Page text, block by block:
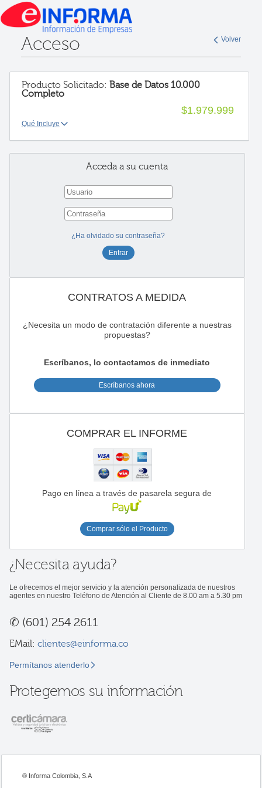
Volver
Acceso
Producto Solicitado: Base de Datos 10.000
Completo
$1.979.999
Qué Incluye
Acceda a su cuenta
¿Ha olvidado su contraseña?
CONTRATOS A MEDIDA
¿Necesita un modo de contratación diferente a nuestras
propuestas?
Escríbanos, lo contactamos de inmediato
Escríbanos ahora
COMPRAR EL INFORME
Pago en línea a través de pasarela segura de
Comprar sólo el Producto
¿Necesita ayuda?
Le ofrecemos el mejor servicio y la atención personalizada de nuestros
agentes en nuestro Teléfono de Atención al Cliente de 8.00 am a 5.30 pm
✆ (601) 254 2611
EMail: clientes@einforma.co
Permítanos atenderlo
Protegemos su información
® Informa Colombia, S.A